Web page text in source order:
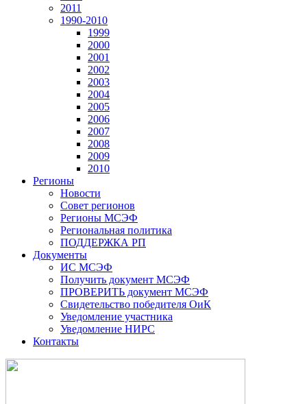
2011
1990-2010
1999
2000
2001
2002
2003
2004
2005
2006
2007
2008
2009
2010
Регионы
Новости
Совет регионов
Регионы МСЭФ
Региональная политика
ПОДДЕРЖКА РП
Документы
ИС МСЭФ
Получить документ МСЭФ
ПРОВЕРИТЬ документ МСЭФ
Свидетельство победителя ОиК
Уведомление участника
Уведомление НИРС
Контакты